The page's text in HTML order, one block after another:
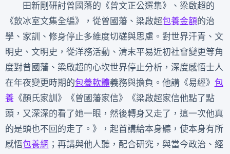
田新剛研討曾國藩的《曾文正公選集》、梁啟超的
《飲冰室文集全編》，從曾國藩、梁啟超包養金額的治
學、家訓、修身停止多維度切磋與思慮。對世界汗青、文
明史、文明史，從洋務活動、清末平易近初社會變更等角
度對曾國藩、梁啟超的心坎世界停止分析，深度感悟士人
在年夜變更時期的包養軟體義務與擔負。他講《易經》 包
養《顏氏家訓》《曾國藩家信》《梁啟超家信他點了點
頭，又深深的看了她一眼，然後轉身又走了，這一次他真
的是頭也不回的走了。》，起首講給本身聽，使本身有所
感悟包養網 ；再講與他人聽，配合研究，與當今政治、經